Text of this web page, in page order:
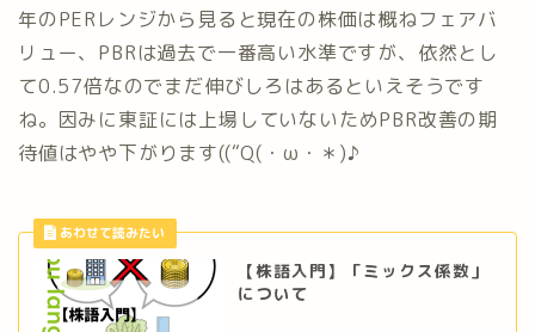
年のPERレンジから見ると現在の株価は概ねフェアバ
リュー、PBRは過去で一番高い水準ですが、依然とし
て0.57倍なのでまだ伸びしろはあるといえそうです
ね。因みに東証には上場していないためPBR改善の期
待値はやや下がります((“Q(・ω・＊)♪
【株語入門】「ミックス係数」
について